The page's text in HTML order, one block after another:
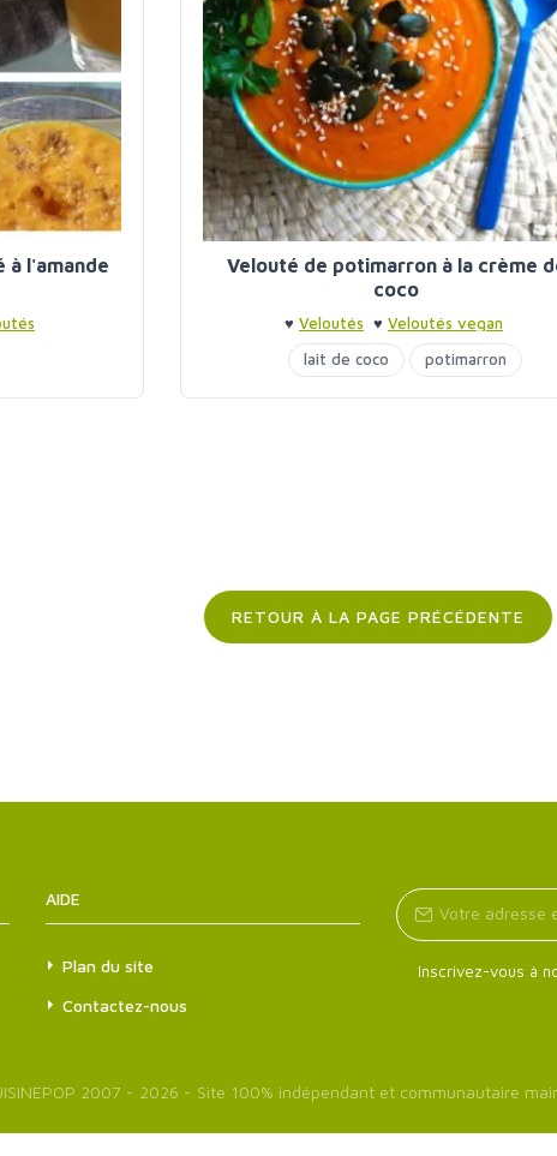
à l'amande
Velouté de potimarron à la crème
coco
♥ Veloutés ♥ Veloutés vegan
lait de coco
potimarron
RETOUR À LA PAGE PRÉCÉDENTE
AIDE
Plan du site
Contactez-nous
Inscrivez-vous à
2007 - 2026 - Site 100% indépendant et communautaire